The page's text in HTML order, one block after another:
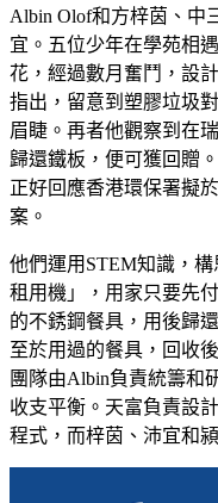
Albin Olof和方梓茵、中
宜。五位少年在學苑相
花，經過數月奮鬥，設
指出，留意到塑膠垃圾
眉睫。再者他觀察到在
歸還鐵板，便可獲回贈
正好回應香港環保署擬
案。
他們運用STEM知識，
租用機」，用家只要先
的不銹鋼餐具，用後歸
至於用過的餐具，回收
團隊由Albin負責統籌和
收支平衡。天富負責設
程式，而梓茵、沛宜和